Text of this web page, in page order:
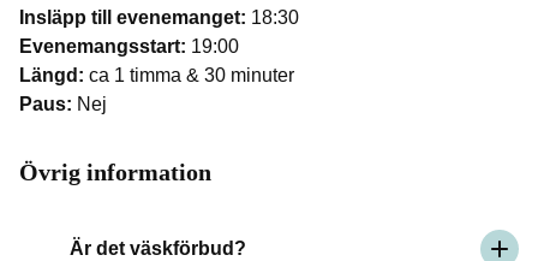
Insläpp till evenemanget: 18:30
Evenemangsstart: 19:00
Längd: ca 1 timma & 30 minuter
Paus: Nej
Övrig information
Är det väskförbud?